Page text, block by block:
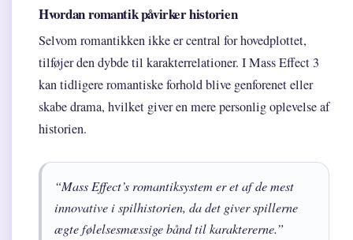
Hvordan romantik påvirker historien
Selvom romantikken ikke er central for hovedplottet,
tilføjer den dybde til karakterrelationer. I Mass Effect 3
kan tidligere romantiske forhold blive genforenet eller
skabe drama, hvilket giver en mere personlig oplevelse af
historien.
“Mass Effect’s romantiksystem er et af de mest
innovative i spilhistorien, da det giver spillerne
ægte følelsesmæssige bånd til karaktererne.”